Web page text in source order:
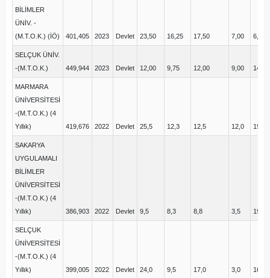
BİLİMLER
ÜNİV. -
(M.T.O.K.) (İÖ)
401,405 2023 Devlet 23,50 16,25 17,50 7,00 6,00
SELÇUK ÜNİV.
-(M.T.O.K.)
449,944 2023 Devlet 12,00 9,75 12,00 9,00 14,00
MARMARA
ÜNİVERSİTESİ
-(M.T.O.K.) (4
Yıllık)
419,676 2022 Devlet 25,5 12,3 12,5 12,0 19,5
SAKARYA
UYGULAMALI
BİLİMLER
ÜNİVERSİTESİ
-(M.T.O.K.) (4
Yıllık)
386,903 2022 Devlet 9,5 8,3 8,8 3,5 19,3
SELÇUK
ÜNİVERSİTESİ
-(M.T.O.K.) (4
Yıllık)
399,005 2022 Devlet 24,0 9,5 17,0 3,0 16,0